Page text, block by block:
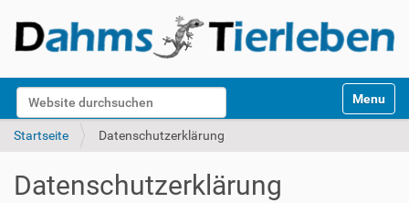
Website durchsuchen
k
Toggle
Startseite Datenschutzerklärung
Datenschutzerklärung